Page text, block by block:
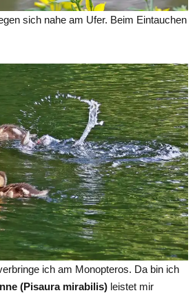
sich nahe am Ufer. Beim Eintauchen
ich am Monopteros. Da bin ich
(Pisaura mirabilis) leistet mir